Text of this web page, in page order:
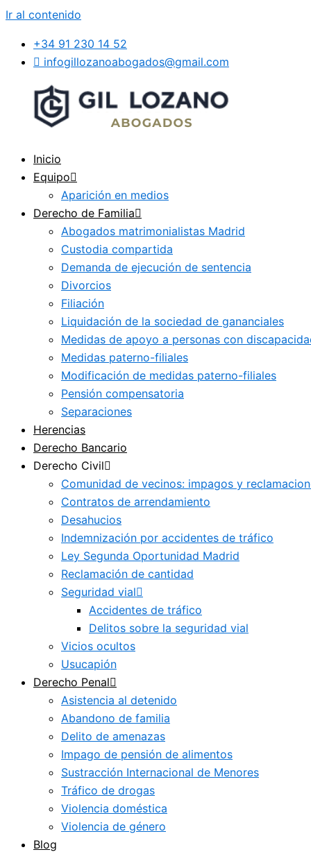
Ir al contenido
+34 91 230 14 52
infogillozanoabogados@gmail.com
Inicio
Equipo
Aparición en medios
Derecho de Familia
Abogados matrimonialistas Madrid
Custodia compartida
Demanda de ejecución de sentencia
Divorcios
Filiación
Liquidación de la sociedad de gananciales
Medidas de apoyo a personas con
Medidas paterno-filiales
Modificación de medidas paterno-filiales
Pensión compensatoria
Separaciones
Herencias
Derecho Bancario
Derecho Civil
Comunidad de vecinos: impagos y
Contratos de arrendamiento
Desahucios
Indemnización por accidentes de tráfico
Ley Segunda Oportunidad Madrid
Reclamación de cantidad
Seguridad vial
Accidentes de tráfico
Delitos sobre la seguridad vial
Vicios ocultos
Usucapión
Derecho Penal
Asistencia al detenido
Abandono de familia
Delito de amenazas
Impago de pensión de alimentos
Sustracción Internacional de Menores
Tráfico de drogas
Violencia doméstica
Violencia de género
Blog